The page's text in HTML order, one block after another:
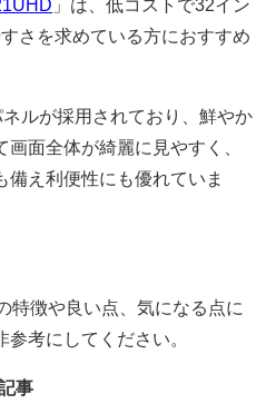
」は、低コストで32イン
さを求めている方におすすめ
ルが採用されており、鮮やか
面全体が綺麗に見やすく、
備え利便性にも優れていま
特徴や良い点、気になる点に
考にしてください。
事